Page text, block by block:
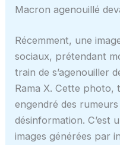
Macron agenouillé
Récemment, une
sociaux, prétendant
train de s’agenouiller
Rama X. Cette photo,
engendré des
désinformation. C’est
images générées par